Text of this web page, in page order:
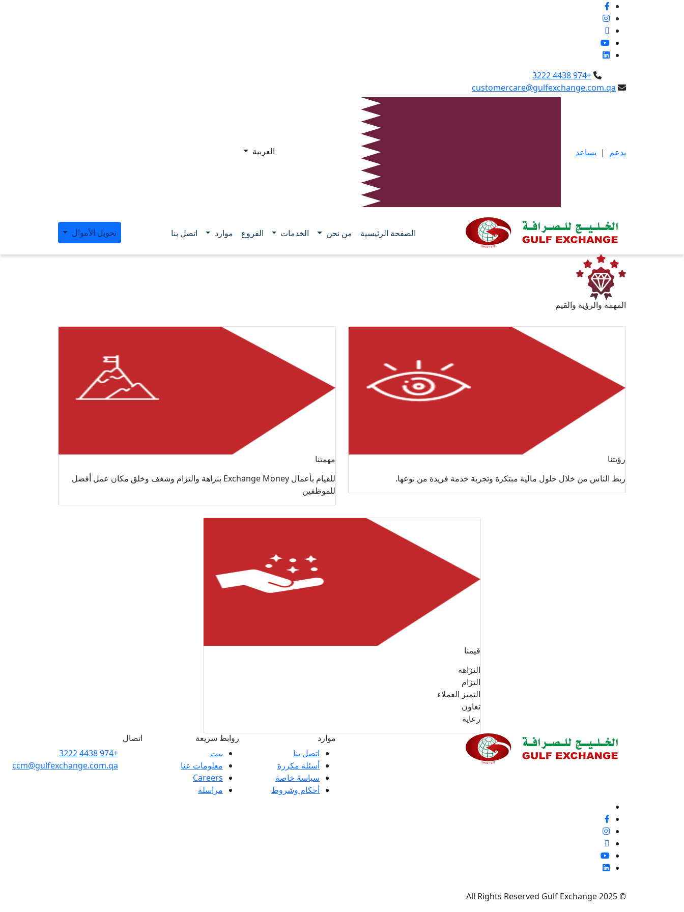
+974 4438 3222
customercare@gulfexchange.com.qa
يدعم | يساعد العربية
الصفحة الرئيسية من نحن الخدمات الفروع موارد اتصل بنا تحويل الأموال
المهمة والرؤية والقيم
رؤيتنا
ربط الناس من خلال حلول مالية مبتكرة وتجربة خدمة فريدة من نوعها.
مهمتنا
للقيام بأعمال Exchange Money بنزاهة والتزام وشغف وخلق مكان عمل أفضل
للموظفين
قيمنا
النزاهة
التزام
التميز العملاء
تعاون
رعاية
موارد
اتصل بنا
أسئلة مكررة
سياسة خاصة
أحكام وشروط
روابط سريعة
بيت
معلومات عنا
Careers
مراسلة
اتصال
+974 4438 3222
ccm@gulfexchange.com.qa
© 2025 All Rights Reserved Gulf Exchange